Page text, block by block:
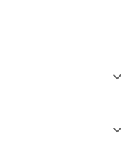
keyboard_arrow_down
keyboard_arrow_down